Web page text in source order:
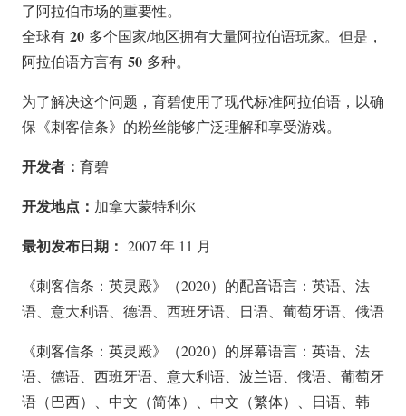
了阿拉伯市场的重要性。
全球有 20 多个国家/地区拥有大量阿拉伯语玩家。但是，
阿拉伯语方言有 50 多种。
为了解决这个问题，育碧使用了现代标准阿拉伯语，以确
保《刺客信条》的粉丝能够广泛理解和享受游戏。
开发者： 育碧
开发地点： 加拿大蒙特利尔
最初发布日期： 2007 年 11 月
《刺客信条：英灵殿》（2020）的配音语言：英语、法
语、意大利语、德语、西班牙语、日语、葡萄牙语、俄语
《刺客信条：英灵殿》（2020）的屏幕语言：英语、法
语、德语、西班牙语、意大利语、波兰语、俄语、葡萄牙
语（巴西）、中文（简体）、中文（繁体）、日语、韩